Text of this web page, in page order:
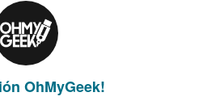
OhMyGeek!